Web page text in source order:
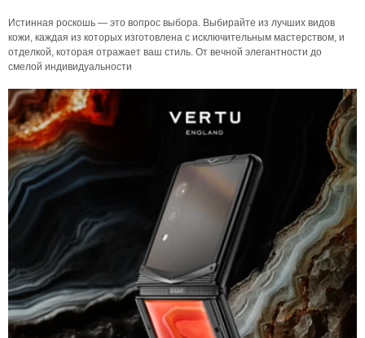
Истинная роскошь — это вопрос выбора. Выбирайте из лучших видов
кожи, каждая из которых изготовлена ​​с исключительным мастерством, и
отделкой, которая отражает ваш стиль. От вечной элегантности до
смелой индивидуальности